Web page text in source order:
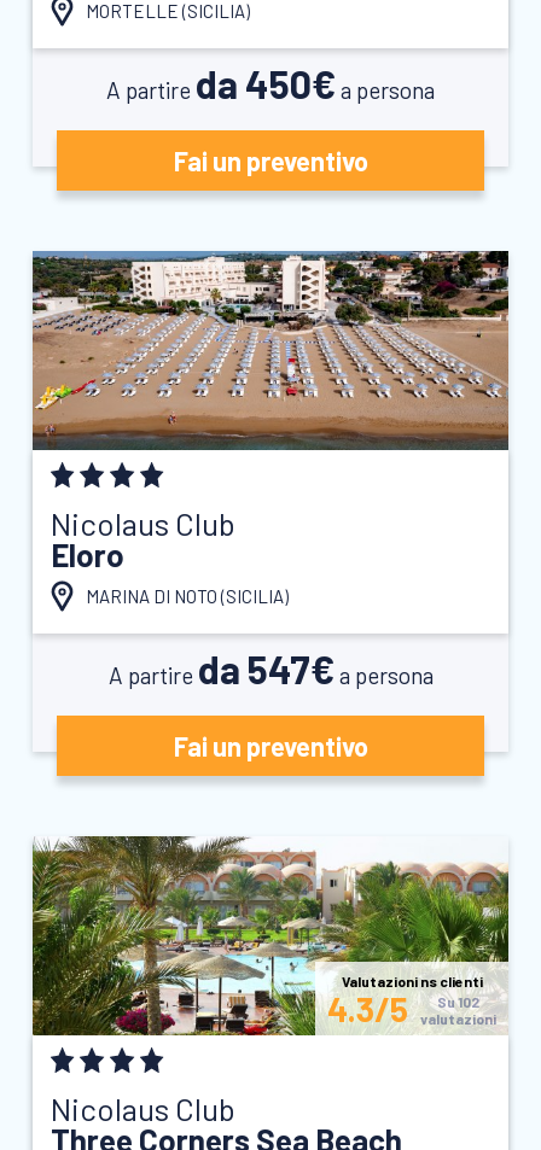
MORTELLE (SICILIA)
A partire da 450€ a persona
Fai un preventivo
Nicolaus Club
Eloro
MARINA DI NOTO (SICILIA)
A partire da 547€ a persona
Fai un preventivo
Valutazioni ns clienti
4.3/5
Su 102
valutazioni
Nicolaus Club
Three Corners Sea Beach